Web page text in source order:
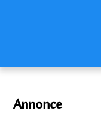
Annonce